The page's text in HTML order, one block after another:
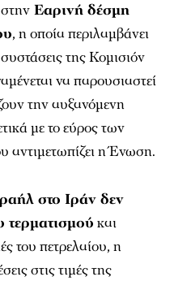
Εαρινή δέσμη
, η οποία περιλαμβάνει
συστάσεις της Κομισιόν
να παρουσιαστεί
την αυξανόμενη
με το εύρος των
αντιμετωπίζει η Ένωση.
στο Ιράν δεν
τερματισμού και
του πετρελαίου, η
στις τιμές της